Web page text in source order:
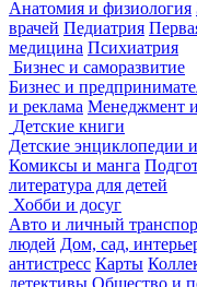
Анатомия и физиология
врачей Педиатрия
медицина Психиатрия
Бизнес и саморазвитие
Бизнес и
и реклама Менеджмент
Детские книги
Детские энциклопедии
Комиксы и манга
литература для детей
Хобби и досуг
Авто и личный
людей Дом, сад,
антистресс Карты
детективы Общество и